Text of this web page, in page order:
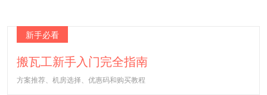
新手必看
搬瓦工新手入门完全指南
方案推荐、机房选择、优惠码和购买教程